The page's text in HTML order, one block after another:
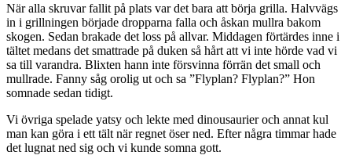
När alla skruvar fallit på plats var det bara att börja grilla. Halvvägs
in i grillningen började dropparna falla och åskan mullra bakom
skogen. Sedan brakade det loss på allvar. Middagen förtärdes inne i
tältet medans det smattrade på duken så hårt att vi inte hörde vad vi
sa till varandra. Blixten hann inte försvinna förrän det small och
mullrade. Fanny såg orolig ut och sa ”Flyplan? Flyplan?” Hon
somnade sedan tidigt.
Vi övriga spelade yatsy och lekte med dinousaurier och annat kul
man kan göra i ett tält när regnet öser ned. Efter några timmar hade
det lugnat ned sig och vi kunde somna gott.